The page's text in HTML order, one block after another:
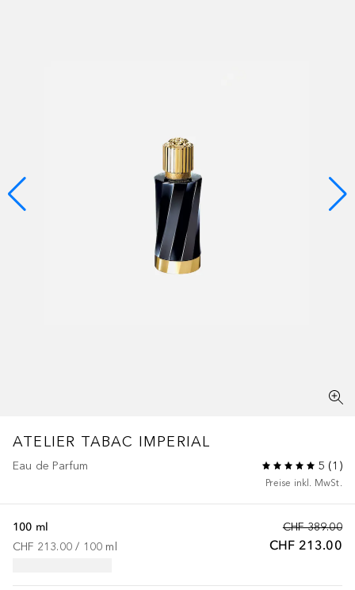
ATELIER TABAC IMPERIAL
Eau de Parfum 5 (1 )
Preise inkl. MwSt.
CHF 389.00
CHF 213.00
100 ml
CHF 213.00 / 100 ml